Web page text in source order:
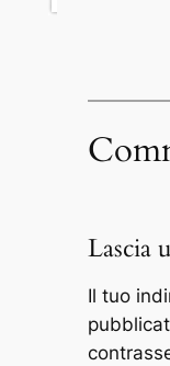
Lascia
Il tuo